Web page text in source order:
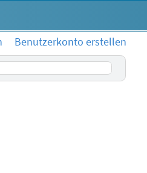
Benutzerkonto erstellen